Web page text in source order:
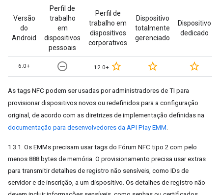
Versão
do
Android
Perfil de
trabalho
em
dispositivos
pessoais
Perfil de
trabalho em
dispositivos
corporativos
Dispositivo
totalmente
gerenciado
Dispositivo
dedicado
6.0+ remove_circle_outline 12.0+ star_border star_border star_border
As tags NFC podem ser usadas por administradores de TI para
provisionar dispositivos novos ou redefinidos para a configuração
original, de acordo com as diretrizes de implementação definidas na
documentação para desenvolvedores da API Play EMM.
1.3.1. Os EMMs precisam usar tags do Fórum NFC tipo 2 com pelo
menos 888 bytes de memória. O provisionamento precisa usar extras
para transmitir detalhes de registro não sensíveis, como IDs de
servidor e de inscrição, a um dispositivo. Os detalhes de registro não